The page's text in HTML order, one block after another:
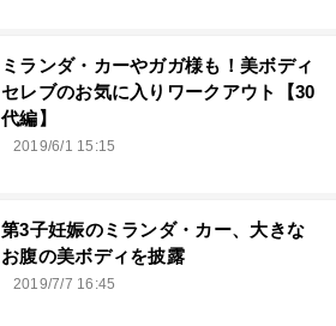
ミランダ・カーやガガ様も！美ボディ
セレブのお気に入りワークアウト【30
代編】
2019/6/1 15:15
第3子妊娠のミランダ・カー、大きな
お腹の美ボディを披露
2019/7/7 16:45